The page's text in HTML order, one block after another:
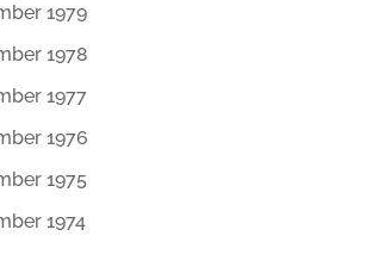
1979
1978
1977
1976
1975
1974